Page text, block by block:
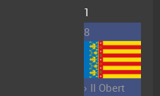
1
8
› II Obert